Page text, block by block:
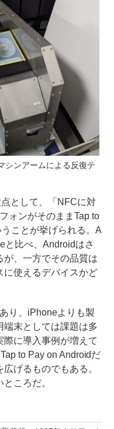
シンアームによる反復テ
として、「NFCに対
ォンがそのままTap to
ことが挙げられる。A
と比べ、Androidはさ
が、一方でその品質は
に使えるデバイスかど
り、iPhoneよりも製
端末としては課題は多
に導入事例が増えて
to Pay on Androidだ
げるものでもある。
ころだ。